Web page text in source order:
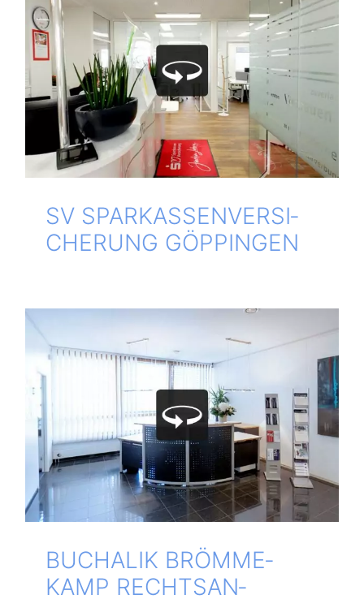
SV SPAR­KAS­SEN­VER­SI­
CHE­RUNG GÖPPINGEN
BUCH­A­LIK BRÖM­ME­
KAMP RECHTS­AN­